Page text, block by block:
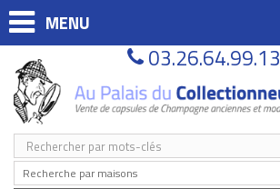
MENU
03.26.64.99.13
Recherche par maisons